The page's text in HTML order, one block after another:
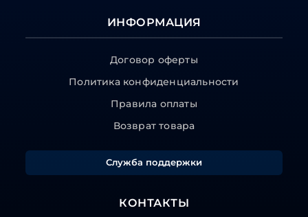
ИНФОРМАЦИЯ
Договор оферты
Политика конфиденциальности
Правила оплаты
Возврат товара
Служба поддержки
КОНТАКТЫ